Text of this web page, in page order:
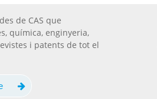
de CAS que
química, enginyeria,
i patents de tot el